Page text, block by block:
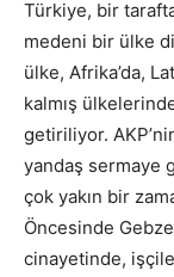
Türkiye, bir
medeni bir ülke
ülke, Afrika’da,
kalmış
getiriliyor.
yandaş sermaye
çok yakın bir
Öncesinde
cinayetinde,